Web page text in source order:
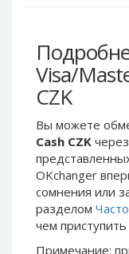
Visa/
CZK
Вы можете
Cash CZK
OKchanger
сомнения или
разделом
чем
Примечание:
Skril USD
Skril EUR
Skril INR
Skril PLN
Skril GBP
Skril AUD
Skril NOK
Skril SEK